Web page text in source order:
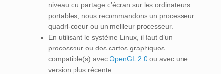
niveau du partage d’écran sur les ordinateurs
portables, nous recommandons un processeur
quadri-coeur ou un meilleur processeur.
En utilisant le système Linux, il faut d’un
processeur ou des cartes graphiques
compatible(s) avec OpenGL 2.0 ou avec une
version plus récente.